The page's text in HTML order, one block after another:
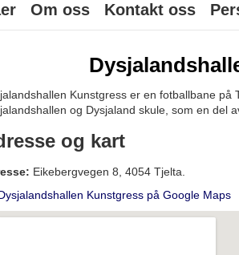
Om oss Kontakt oss
Kunstgress er en fotballbane på
og Dysjaland skule, som en del
og kart
Eikebergvegen 8, 4054 Tjelta.
Kunstgress på Google Maps